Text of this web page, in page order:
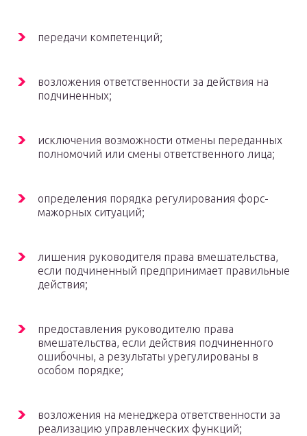
передачи компетенций;
возложения ответственности за действия на
подчиненных;
исключения возможности отмены переданных
полномочий или смены ответственного лица;
определения порядка регулирования форс-
мажорных ситуаций;
лишения руководителя права вмешательства,
если подчиненный предпринимает правильные
действия;
предоставления руководителю права
вмешательства, если действия подчиненного
ошибочны, а результаты урегулированы в
особом порядке;
возложения на менеджера ответственности за
реализацию управленческих функций;